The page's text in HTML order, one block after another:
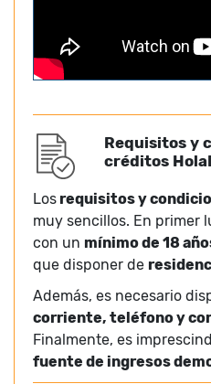
Requisitos y
créditos
Los requisitos y
muy sencillos. En primer
con un mínimo de 18
que disponer de
Además, es necesario
corriente, teléfono y
Finalmente, es
fuente de ingresos